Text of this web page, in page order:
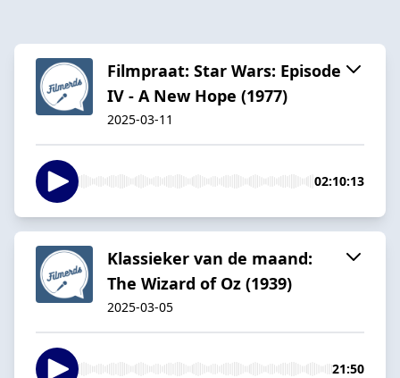
Filmpraat: Star Wars: Episode
IV - A New Hope (1977)
2025-03-11
02:10:13
Klassieker van de maand:
The Wizard of Oz (1939)
2025-03-05
21:50